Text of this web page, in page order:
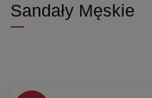
Sandały Męskie